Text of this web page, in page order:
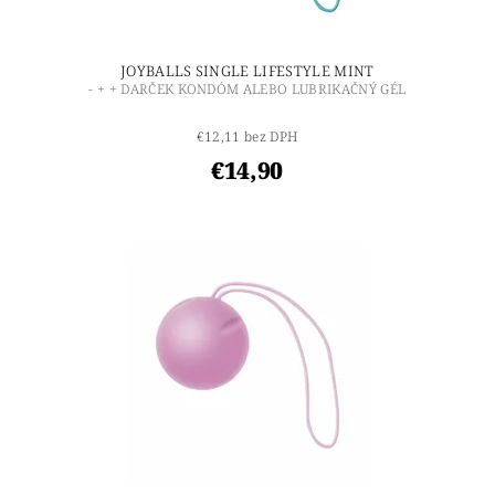
JOYBALLS SINGLE LIFESTYLE MINT
- + + DARČEK KONDÓM ALEBO LUBRIKAČNÝ GÉL
€12,11 bez DPH
€14,90